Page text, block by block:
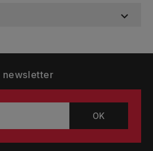

newsletter